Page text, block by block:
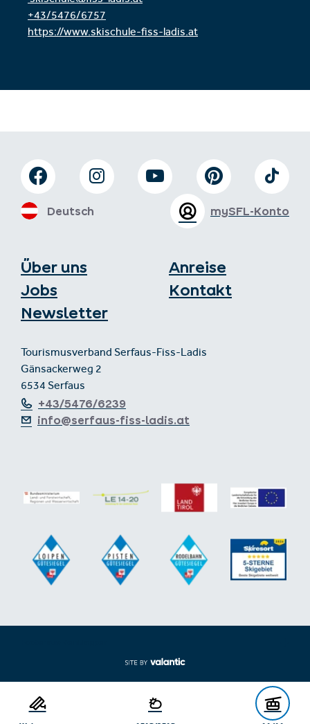
+43/5476/6757
https://www.skischule-fiss-ladis.at
Über uns
Jobs
Newsletter
Anreise
Kontakt
Tourismusverband Serfaus-Fiss-Ladis
Gänsackerweg 2
6534 Serfaus
+43/5476/6239
info@serfaus-fiss-ladis.at
mySFL-Konto
Deutsch